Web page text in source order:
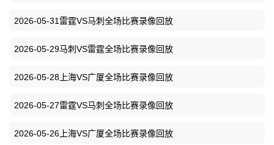
2026-05-31雷霆VS马刺全场比赛录像回放
2026-05-29马刺VS雷霆全场比赛录像回放
2026-05-28上海VS广厦全场比赛录像回放
2026-05-27雷霆VS马刺全场比赛录像回放
2026-05-26上海VS广厦全场比赛录像回放